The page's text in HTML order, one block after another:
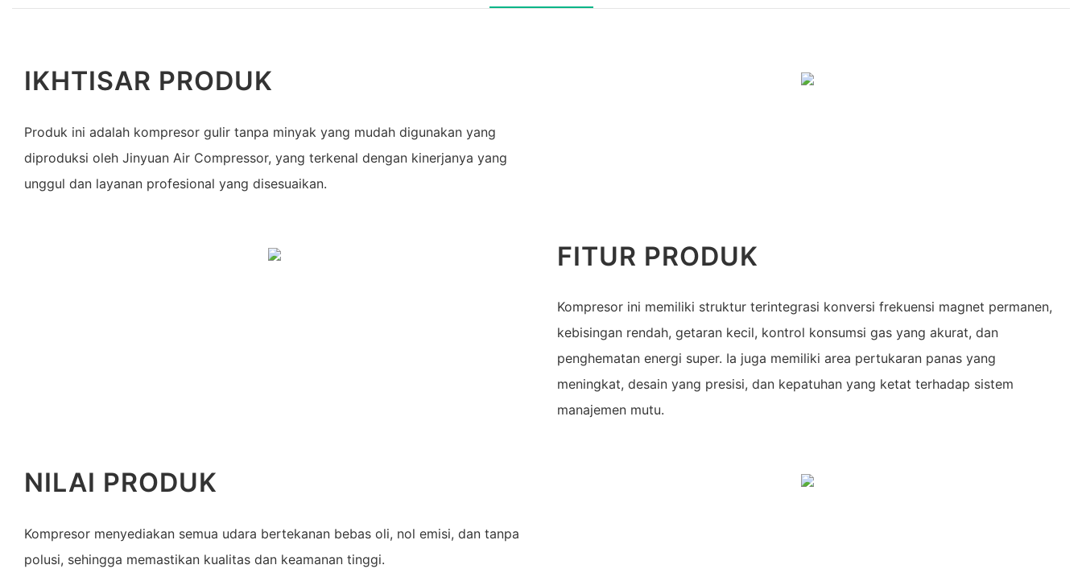
IKHTISAR PRODUK
Produk ini adalah kompresor gulir tanpa minyak yang mudah digunakan yang
diproduksi oleh Jinyuan Air Compressor, yang terkenal dengan kinerjanya yang
unggul dan layanan profesional yang disesuaikan.
FITUR PRODUK
Kompresor ini memiliki struktur terintegrasi konversi frekuensi magnet permanen,
kebisingan rendah, getaran kecil, kontrol konsumsi gas yang akurat, dan
penghematan energi super. Ia juga memiliki area pertukaran panas yang
meningkat, desain yang presisi, dan kepatuhan yang ketat terhadap sistem
manajemen mutu.
NILAI PRODUK
Kompresor menyediakan semua udara bertekanan bebas oli, nol emisi, dan tanpa
polusi, sehingga memastikan kualitas dan keamanan tinggi.